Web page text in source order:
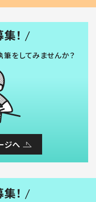
！
筆をしてみませんか？
ジへ
！